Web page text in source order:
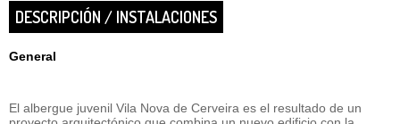
DESCRIPCIÓN / INSTALACIONES
General
El albergue juvenil Vila Nova de Cerveira es el resultado de un